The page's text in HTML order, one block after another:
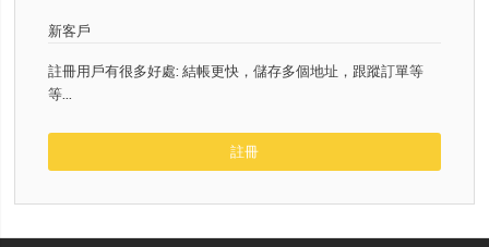
新客戶
註冊用戶有很多好處: 結帳更快，儲存多個地址，跟蹤訂單等
等...
註冊